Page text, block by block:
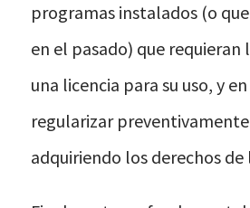
programas instalados (o
en el pasado) que requieran
una licencia para su uso, y en
regularizar
adquiriendo los derechos